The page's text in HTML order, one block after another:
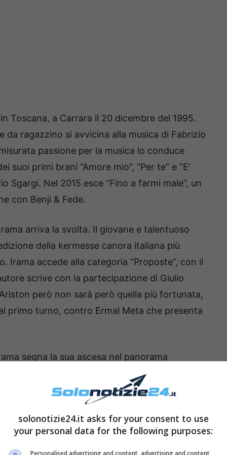
Toscana, a Carrara il 20 dicembre del 1995.
da ragazzino si avvicina alla musica di Fabrizio
passione per la musica lo conduce
suoi primi brani “Amore mio”, “Per te” e “E’
Sgargi. Nel 2015 esce “Fino a farmi male”, un
con Benji & Fede.
arriva la svolta. Il giovane e talentuoso
della kermesse canora italiana più
Irama accede alla categoria “Proposte”, con il
scrive con la partecipazione di Giulio
però non sarà però quella più fortunata,
primo turno, contro Ermal Meta che presenta
segna la sua ascesa nel panorama
pubblicato il suo primo album, che prende
me, estratto proprio dal disco viene
di Canale 5, dove Irama si aggiudica la
categoria Giovani. Da lì in poi il giovane
Live” e pubblica il terzo singolo, “Non
solonotizie24.it asks for your consent to use
your personal data for the following purposes:
Personalised advertising and content, advertising and content